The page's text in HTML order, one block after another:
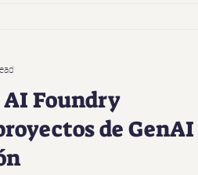
AI Foundry
de GenAI